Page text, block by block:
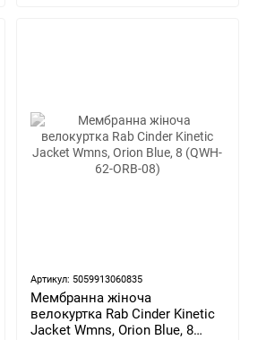
Артикул: 5059913060835
Мембранна жіноча
велокуртка Rab Cinder Kinetic
Jacket Wmns, Orion Blue, 8